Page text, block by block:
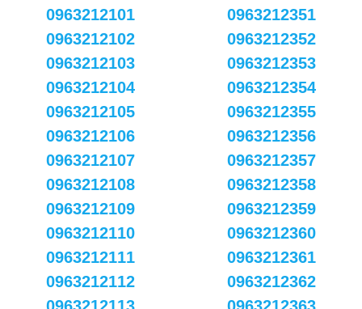
0963212101
0963212102
0963212103
0963212104
0963212105
0963212106
0963212107
0963212108
0963212109
0963212110
0963212111
0963212112
0963212351
0963212352
0963212353
0963212354
0963212355
0963212356
0963212357
0963212358
0963212359
0963212360
0963212361
0963212362